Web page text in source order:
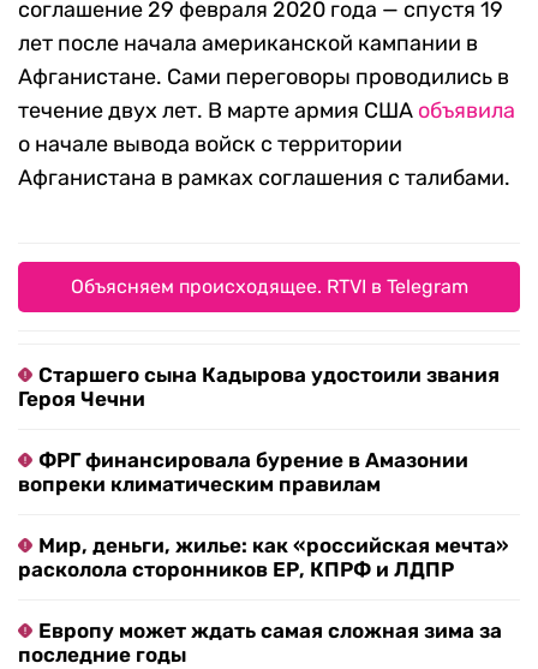
соглашение 29 февраля 2020 года — спустя 19
лет после начала американской кампании в
Афганистане. Сами переговоры проводились в
течение двух лет. В марте армия США объявила
о начале вывода войск с территории
Афганистана в рамках соглашения с талибами.
Объясняем происходящее. RTVI в Telegram
Старшего сына Кадырова удостоили звания
Героя Чечни
ФРГ финансировала бурение в Амазонии
вопреки климатическим правилам
Мир, деньги, жилье: как «российская мечта»
расколола сторонников ЕР, КПРФ и ЛДПР
Европу может ждать самая сложная зима за
последние годы